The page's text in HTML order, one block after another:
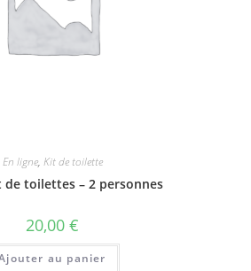
En ligne, Kit de toilette
de toilettes – 2 personnes
20,00 €
au panier